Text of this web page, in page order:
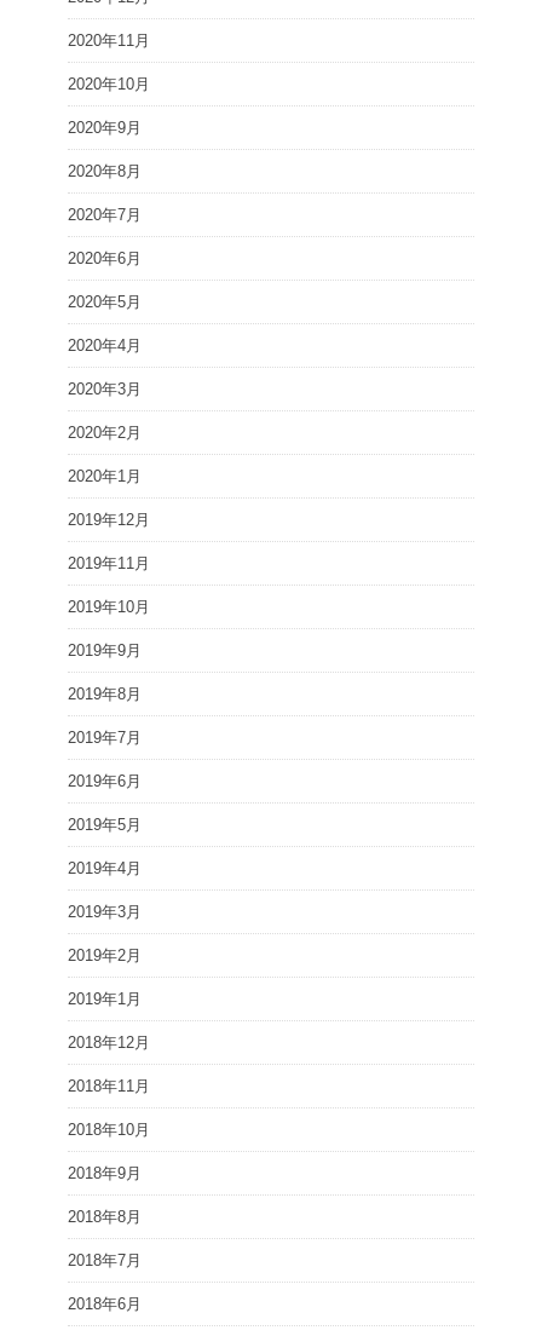
2020年11月
2020年10月
2020年9月
2020年8月
2020年7月
2020年6月
2020年5月
2020年4月
2020年3月
2020年2月
2020年1月
2019年12月
2019年11月
2019年10月
2019年9月
2019年8月
2019年7月
2019年6月
2019年5月
2019年4月
2019年3月
2019年2月
2019年1月
2018年12月
2018年11月
2018年10月
2018年9月
2018年8月
2018年7月
2018年6月